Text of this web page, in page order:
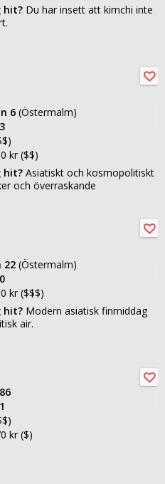
hit? Du har insett att kimchi inte
6 (Östermalm)
kr ($$)
hit? Asiatiskt och kosmopolitiskt
och överraskande
22 (Östermalm)
kr ($$$)
hit? Modern asiatisk finmiddag
air.
kr ($)